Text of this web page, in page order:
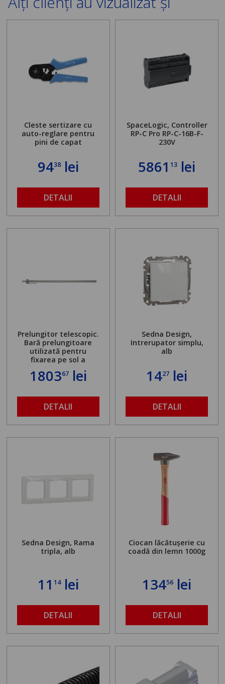
Cleste sertizare cu
auto-reglare pentru
pini de capat
9438lei
DETALII
SpaceLogic, Controller
RP-C Pro RP-C-16B-F-
230V
586113 lei
DETALII
Prelungitor telescopic.
Bară prelungitoare
utilizată pentru
fixarea pe sol a
găurit în locul
maximă admisă de 500
kg și înălțime reglabilă
de la 1,8 la 2,9 m
180367lei
DETALII
Sedna Design,
Intrerupator simplu,
alb
1427 lei
DETALII
Sedna Design, Rama
tripla, alb
11 14lei
DETALII
Ciocan lăcătușerie cu
coadă din lemn 1000g
13456 lei
DETALII